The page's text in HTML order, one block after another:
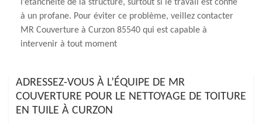
l’étanchéité de la structure, surtout si le travail est confié
à un profane. Pour éviter ce problème, veillez contacter
MR Couverture à Curzon 85540 qui est capable à
intervenir à tout moment
ADRESSEZ-VOUS À L’ÉQUIPE DE MR
COUVERTURE POUR LE NETTOYAGE DE TOITURE
EN TUILE À CURZON